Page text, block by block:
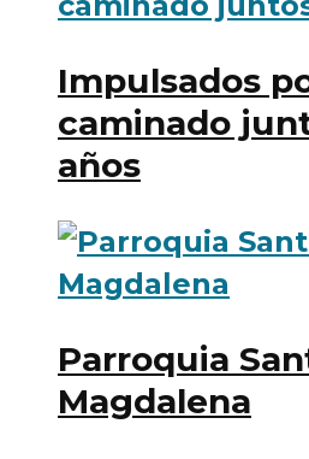
Impulsados
caminado
años
Parroquia
Magdalena